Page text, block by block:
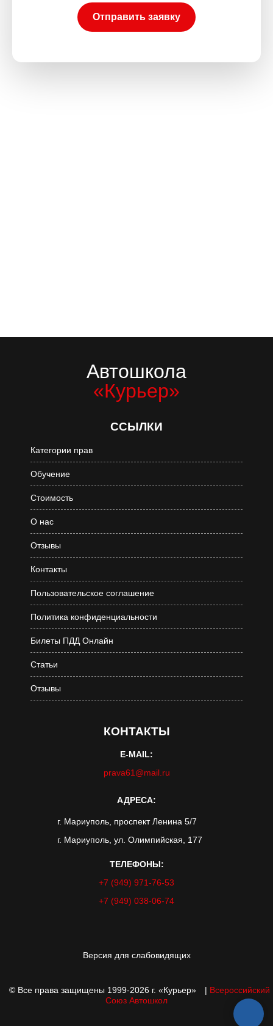
Отправить заявку
Автошкола
«Курьер»
ССЫЛКИ
Категории прав
Обучение
Стоимость
О нас
Отзывы
Контакты
Пользовательское соглашение
Политика конфиденциальности
Билеты ПДД Онлайн
Статьи
Отзывы
КОНТАКТЫ
E-MAIL:
prava61@mail.ru
АДРЕСА:
г. Мариуполь, проспект Ленина 5/7
г. Мариуполь, ул. Олимпийская, 177
ТЕЛЕФОНЫ:
+7 (949) 971-76-53
+7 (949) 038-06-74
Версия для слабовидящих
© Все права защищены 1999-2026 г. «Курьер» | Всероссийский
Союз Автошкол